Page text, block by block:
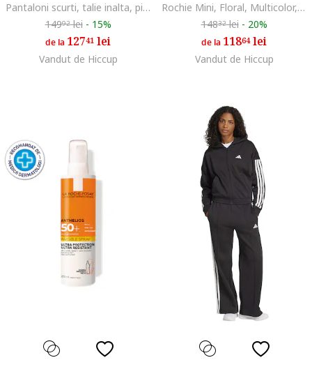
Pantaloni scurti, talie inalta, picior larg, natural, bumbac
14992lei - 15%
de la 12741 lei
Vandut de Hiccup
Rochie Mini, Floral, Multicolor, Sifon, Maneci lungi
14832lei - 20%
de la 11864lei
Vandut de Hiccup